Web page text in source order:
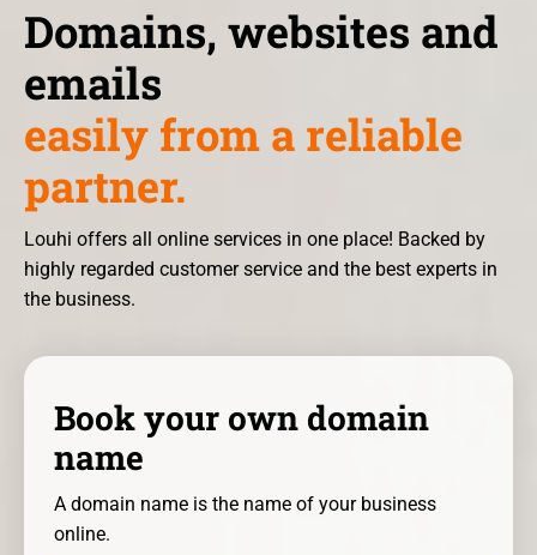
Domains, websites and
emails
easily from a reliable
partner.
Louhi offers all online services in one place! Backed by
highly regarded customer service and the best experts in
the business.
Book your own domain
name
A domain name is the name of your business
online.